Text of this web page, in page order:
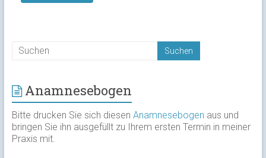
Anamnesebogen
Bitte drucken Sie sich diesen Anamnesebogen aus und
bringen Sie ihn ausgefüllt zu Ihrem ersten Termin in meiner
Praxis mit.